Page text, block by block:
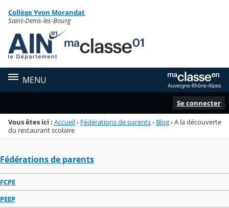
Menu de la rubrique
Contenu
Collège Yvon Morandat
Saint-Denis-les-Bourg
MENU
Se connecter
Vous êtes ici : Accueil› Fédérations de parents› Blog›A la découverte
du restaurant scolaire
Fédérations de parents
FCPE
PEEP